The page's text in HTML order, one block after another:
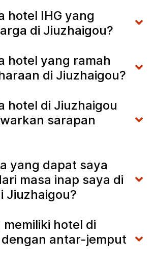
hotel IHG yang
di Jiuzhaigou?
hotel yang ramah
di Jiuzhaigou?
hotel di Jiuzhaigou
sarapan
yang dapat saya
masa inap saya di
Jiuzhaigou?
hotel di
antar-jemput